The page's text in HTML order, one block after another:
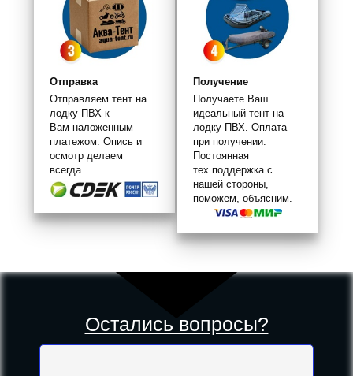
Отправка
Отправляем тент на
лодку ПВХ к
Вам наложенным
платежом. Опись и
осмотр делаем
всегда.
Получение
Получаете Ваш
идеальный тент на
лодку ПВХ. Оплата
при получении.
Постоянная
тех.поддержка с
нашей стороны,
поможем, объясним.
Остались вопросы?